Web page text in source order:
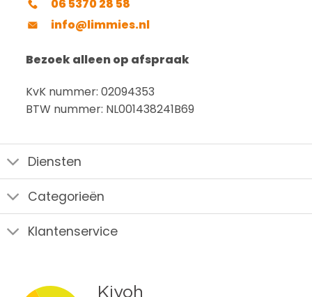
06 5370 28 58
info@limmies.nl
Bezoek alleen op afspraak
KvK nummer: 02094353
BTW nummer: NL001438241B69
Diensten
Categorieën
Klantenservice